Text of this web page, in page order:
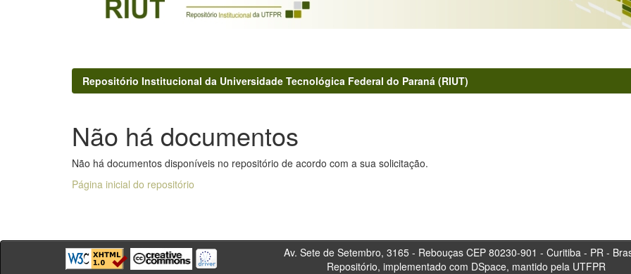
Repositório Institucional da Universidade Tecnológica Federal do Paraná (RIUT)
Não há documentos
Não há documentos disponíveis no repositório de acordo com a sua solicitação.
Página inicial do repositório
Av. Sete de Setembro, 3165 - Rebouças CEP 80230-901 -
Repositório, implementado com DSpace, mantido pela UTFPR